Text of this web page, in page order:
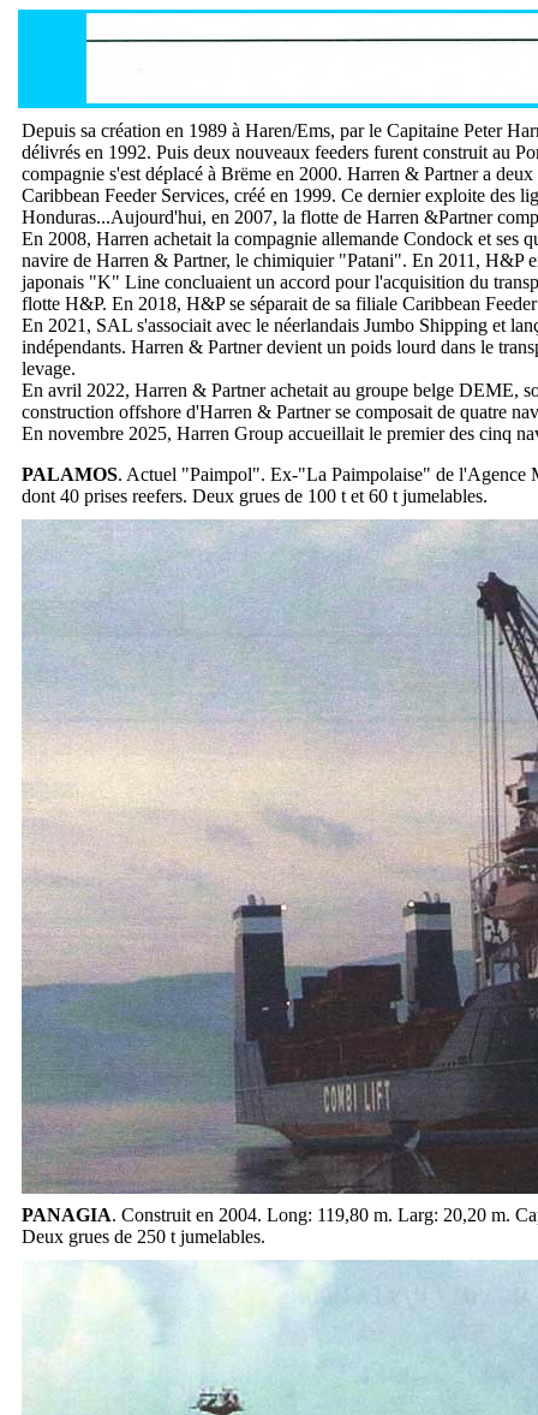
Depuis sa création en 1989 à Haren/Ems, par le Capitaine Peter
délivrés en 1992. Puis deux nouveaux feeders furent construit au
compagnie s'est déplacé à Brëme en 2000. Harren & Partner a
Caribbean Feeder Services, créé en 1999. Ce dernier exploite des
Honduras...Aujourd'hui, en 2007, la flotte de Harren &Partner
En 2008, Harren achetait la compagnie allemande Condock et ses
navire de Harren & Partner, le chimiquier "Patani". En 2011, H&P
japonais "K" Line concluaient un accord pour l'acquisition du
flotte H&P. En 2018, H&P se séparait de sa filiale Caribbean
En 2021, SAL s'associait avec le néerlandais Jumbo Shipping et
indépendants. Harren & Partner devient un poids lourd dans le
levage.
En avril 2022, Harren & Partner achetait au groupe belge DEME,
construction offshore d'Harren & Partner se composait de
En novembre 2025, Harren Group accueillait le premier des cinq
PALAMOS. Actuel "Paimpol". Ex-"La Paimpolaise" de l'Agence
dont 40 prises reefers. Deux grues de 100 t et 60 t jumelables.
PANAGIA. Construit en 2004. Long: 119,80 m. Larg: 20,20 m.
Deux grues de 250 t jumelables.